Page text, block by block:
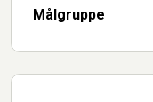
Målgruppe